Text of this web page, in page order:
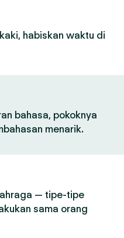
habiskan waktu di
bahasa, pokoknya
menarik.
— tipe-tipe
sama orang